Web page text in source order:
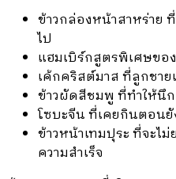
ข้าวกล่องหน้าสาหร่าย
ไป
แฮมเบิร์กสูตรพิเศษข
เค้กคริสต์มาส ที่ลูกชา
ข้าวผัดสีชมพู ที่ทำให้นึ
โซบะจีน ที่เคยกินตอน
ข้าวหน้าเทมปุระ ที่จะไ
ความสำเร็จ